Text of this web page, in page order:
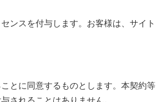
ンスを付与します。お客様は、サイト
とに同意するものとします。本契約等